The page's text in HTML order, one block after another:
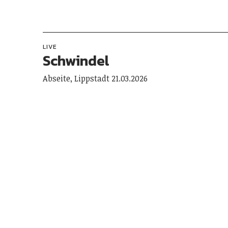
LIVE
Schwindel
Abseite, Lippstadt 21.03.2026